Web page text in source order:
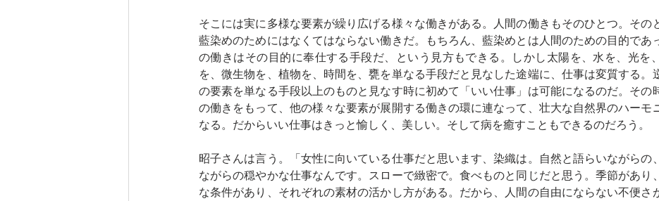
そこには実に多様な要素が繰り広げる様々な働きがある。人間の働きもそのひとつ。その
藍染めのためにはなくてはならない働きだ。もちろん、藍染めとは人間のための目的であ
の働きはその目的に奉仕する手段だ、という見方もできる。しかし太陽を、水を、光を
を、微生物を、植物を、時間を、甕を単なる手段だと見なした途端に、仕事は変質する。
の要素を単なる手段以上のものと見なす時に初めて「いい仕事」は可能になるのだ。その
の働きをもって、他の様々な要素が展開する働きの環に連なって、壮大な自然界のハーモ
なる。だからいい仕事はきっと愉しく、美しい。そして病を癒すこともできるのだろう。
昭子さんは言う。「女性に向いている仕事だと思います、染織は。自然と語らいながらの
ながらの穏やかな仕事なんです。スローで緻密で。食べものと同じだと思う。季節があり
な条件があり、それぞれの素材の活かし方がある。だから、人間の自由にならない不便さ